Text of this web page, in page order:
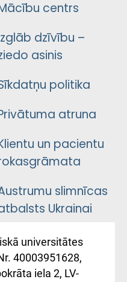
centrs
dzīvību –
asinis
politika
atruna
un pacientu
slimnīcas
Ukrainai
Східної
та співпраця з
universitātes
40003951628,
iela 2, LV-